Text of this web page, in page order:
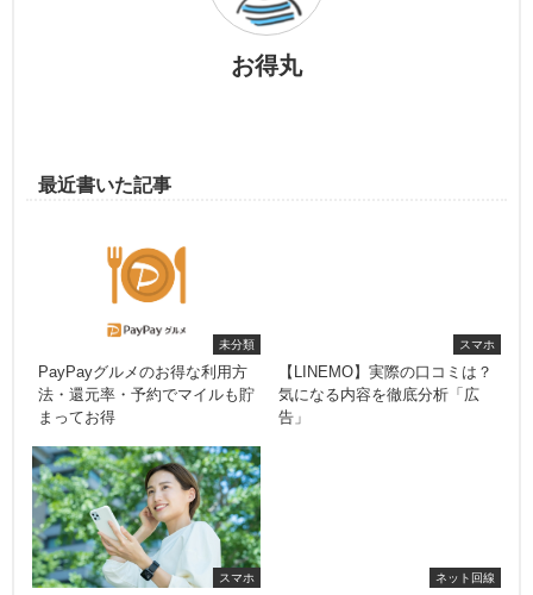
お得丸
最近書いた記事
未分類
PayPayグルメのお得な利用方
法・還元率・予約でマイルも貯
まってお得
スマホ
【LINEMO】実際の口コミは？
気になる内容を徹底分析「広
告」
スマホ ネット回線